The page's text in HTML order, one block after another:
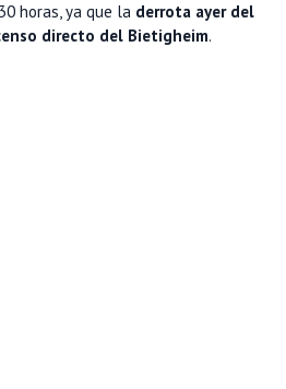
horas, ya que la derrota ayer del
directo del Bietigheim.